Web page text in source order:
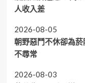
人收入差
2026-08-05
朝野惡鬥不休卻為
不尋常
2026-08-03